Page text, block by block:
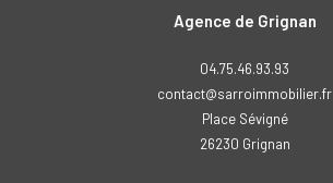
Agence de Grignan
04.75.46.93.93
contact@sarroimmobilier.fr
Place Sévigné
26230
grignan